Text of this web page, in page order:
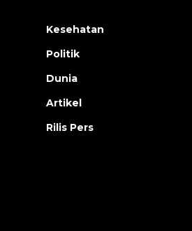
Kesehatan
Politik
Dunia
Artikel
Rilis Pers